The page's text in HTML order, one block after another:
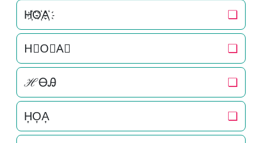
H҉O҉A҉ ❏
H⃜O⃜A⃜ ❏
ℋᎾᎯ ❏
H͎O͎A͎ ❏